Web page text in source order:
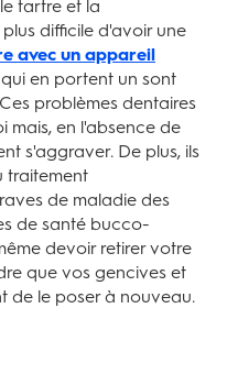
tartre et la
difficile d'avoir une
avec un appareil
en portent un sont
problèmes dentaires
mais, en l'absence de
s'aggraver. De plus, ils
traitement
de maladie des
de santé bucco-
devoir retirer votre
que vos gencives et
de le poser à nouveau.